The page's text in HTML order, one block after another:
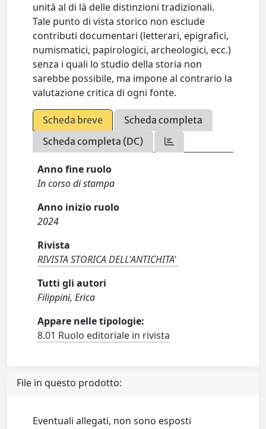
unità al di là delle distinzioni tradizionali.
Tale punto di vista storico non esclude
contributi documentari (letterari, epigrafici,
numismatici, papirologici, archeologici, ecc.)
senza i quali lo studio della storia non
sarebbe possibile, ma impone al contrario la
valutazione critica di ogni fonte.
Scheda breve
Scheda completa
Scheda completa (DC)
Anno fine ruolo
In corso di stampa
Anno inizio ruolo
2024
Rivista
RIVISTA STORICA DELL'ANTICHITA'
Tutti gli autori
Filippini, Erica
Appare nelle tipologie:
8.01 Ruolo editoriale in rivista
File in questo prodotto:
Eventuali allegati, non sono esposti